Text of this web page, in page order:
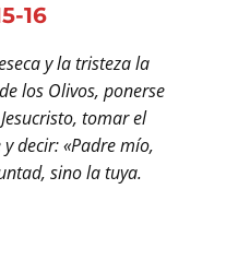
16
y la tristeza la
los Olivos, ponerse
tomar el
decir: «Padre mío,
sino la tuya.